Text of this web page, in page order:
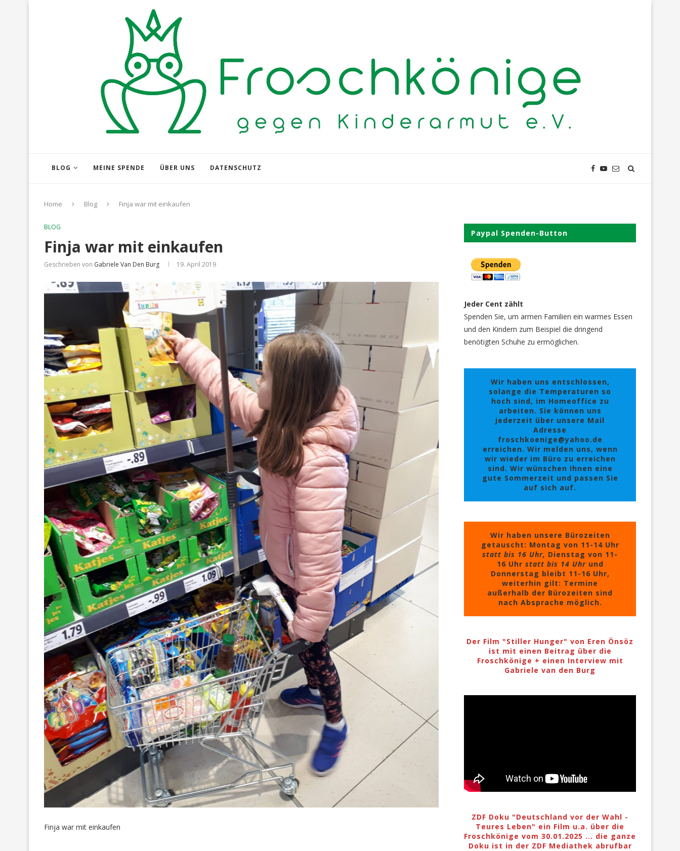
BLOG MEINE SPENDE ÜBER UNS DATENSCHUTZ
Home Blog Finja war mit einkaufen
BLOG
Finja war mit einkaufen
Geschrieben von Gabriele Van Den Burg 19. April 2019
Finja war mit einkaufen
Paypal Spenden-Button
Jeder Cent zählt
Spenden Sie, um armen Familien ein warmes Essen
und den Kindern zum Beispiel die dringend
benötigten Schuhe zu ermöglichen.
Wir haben uns entschlossen,
solange die Temperaturen so
hoch sind, im Homeoffice zu
arbeiten. Sie können uns
jederzeit über unsere Mail
Adresse
froschkoenige@yahoo.de
erreichen. Wir melden uns, wenn
wir wieder im Büro zu erreichen
sind. Wir wünschen Ihnen eine
gute Sommerzeit und passen Sie
auf sich auf.
Wir haben unsere Bürozeiten
getauscht: Montag von 11-14 Uhr
statt bis 16 Uhr, Dienstag von 11-
16 Uhr statt bis 14 Uhrund
Donnerstag bleibt 11-16 Uhr,
weiterhin gilt: Termine
außerhalb der Bürozeiten sind
nach Absprache möglich.
Der Film "Stiller Hunger" von Eren Önsöz
ist mit einen Beitrag über die
Froschkönige + einen Interview mit
Gabriele van den Burg
ZDF Doku "Deutschland vor der Wahl -
Teures Leben" ein Film u.a. über die
Froschkönige vom 30.01.2025 ... die ganze
Doku ist in der ZDF Mediathek abrufbar